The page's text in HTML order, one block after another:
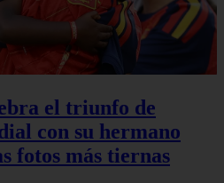
el triunfo de
con su hermano
fotos más tiernas